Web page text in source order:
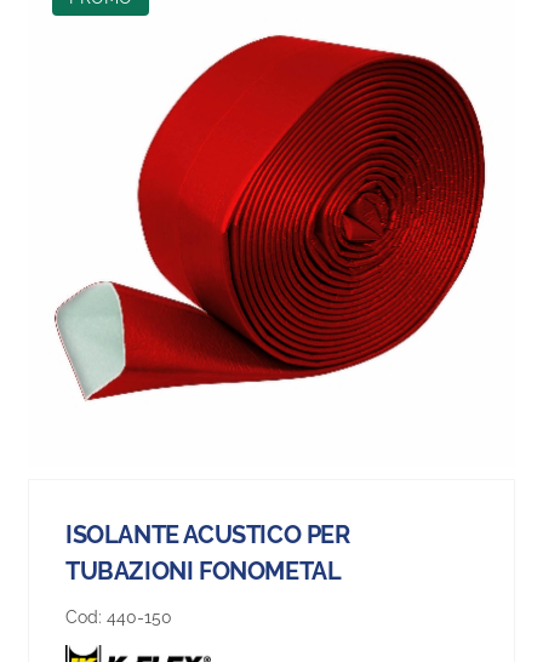
ISOLANTE ACUSTICO PER
TUBAZIONI FONOMETAL
Cod: 440-150